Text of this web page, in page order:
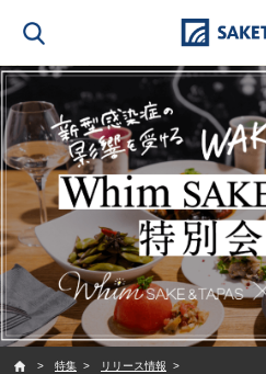
特集
リリース情報